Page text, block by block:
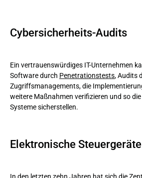
Cybersicherheits-Audits
Ein vertrauenswürdiges IT-Unternehmen
Software durch Penetrationstests, Audits
Zugriffsmanagements, die
weitere Maßnahmen verifizieren und so
Systeme sicherstellen.
Elektronische Steuergeräte